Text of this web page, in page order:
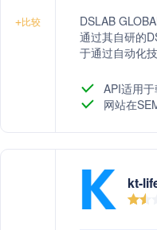
+比较
DSLAB
通过其自研的
于通过自动化
API适用
网站在
kt-